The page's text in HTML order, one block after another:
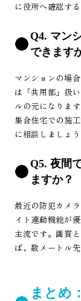
に役所へ確認す
Q4. マン
できます
マンションの場
は「共用部」扱
ルの元になりま
集合住宅での施
に相談しましょう
Q5. 夜間
ますか？
最近の防犯カメ
イト連動機能が
主流です。画質
ば、数メートル
まとめ